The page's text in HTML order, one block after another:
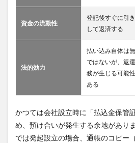
資金の流動性
登記後すぐに引
して返済する
法的効力
払い込み自体は
ではないが、返
務が生じる可能
ある
かつては会社設立時に「払込金保管
め、預け合いが発生する余地があり
では発起設立の場合、通帳のコピー